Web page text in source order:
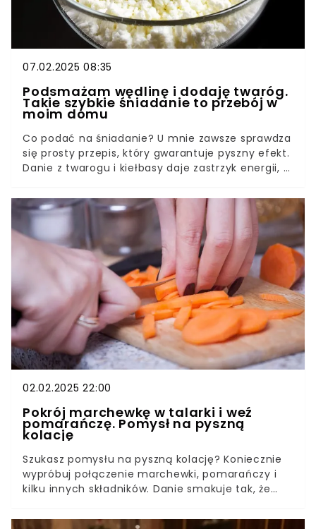
07.02.2025 08:35
Podsmażam wędlinę i dodaję twaróg.
Takie szybkie śniadanie to przebój w
moim domu
Co podać na śniadanie? U mnie zawsze sprawdza
się prosty przepis, który gwarantuje pyszny efekt.
Danie z twarogu i kiełbasy daje zastrzyk energii, a
chcą już słyszeć o niczym innym.
02.02.2025 22:00
Pokrój marchewkę w talarki i weź
pomarańczę. Pomysł na pyszną
kolację
Szukasz pomysłu na pyszną kolację? Koniecznie
wypróbuj połączenie marchewki, pomarańczy i
kilku innych składników. Danie smakuje tak, że
na ciepło zachwyci wszystkich domowników.